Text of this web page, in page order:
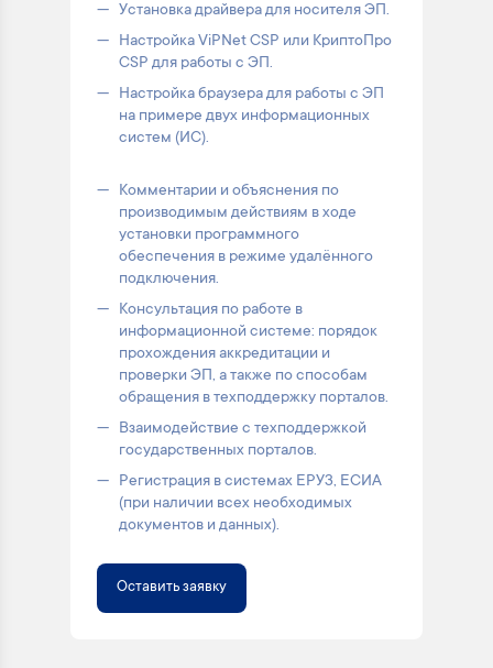
Установка драйвера для носителя ЭП.
Настройка ViPNet CSP или КриптоПро
CSP для работы с ЭП.
Настройка браузера для работы с ЭП
на примере двух информационных
систем (ИС).
Комментарии и объяснения по
производимым действиям в ходе
установки программного
обеспечения в режиме удалённого
подключения.
Консультация по работе в
информационной системе: порядок
прохождения аккредитации и
проверки ЭП, а также по способам
обращения в техподдержку порталов.
Взаимодействие с техподдержкой
государственных порталов.
Регистрация в системах ЕРУЗ, ЕСИА
(при наличии всех необходимых
документов и данных).
Оставить заявку